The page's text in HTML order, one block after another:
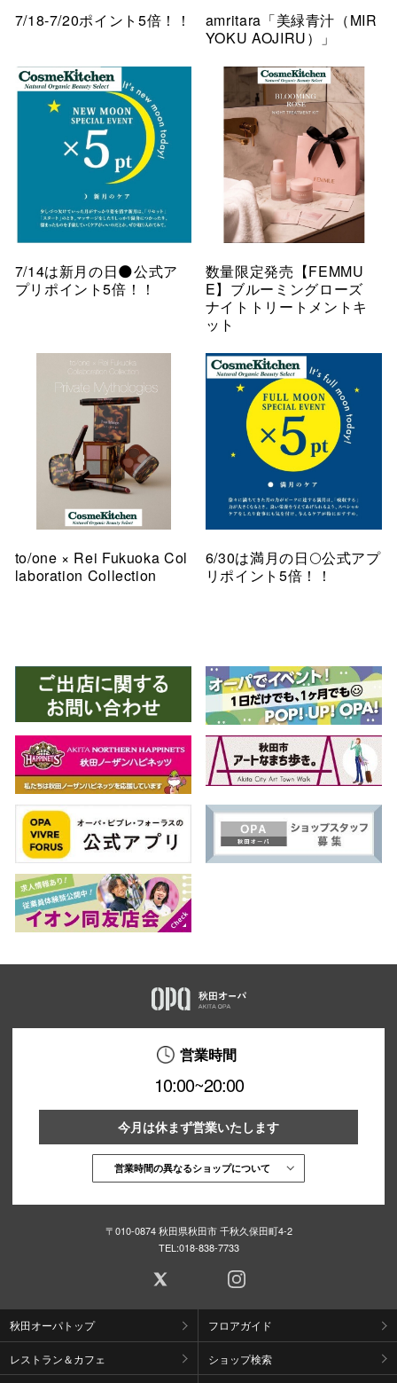
7/18-7/20ポイント5倍！！
amritara「美緑青汁（MIR
YOKU AOJIRU）」
7/14は新月の日🌑公式ア
プリポイント5倍！！
数量限定発売【FEMMU
E】ブルーミングローズ
ナイトトリートメントキ
ット
to/one × Rei Fukuoka Col
laboration Collection
6/30は満月の日🌕公式アプ
リポイント5倍！！
営業時間
10:00~20:00
今月は休まず営業いたします
営業時間の異なるショップについて
〒010-0874 秋田県秋田市 千秋久保田町4-2
TEL:018-838-7733
秋田オーパトップ フロアガイド
レストラン＆カフェ ショップ検索